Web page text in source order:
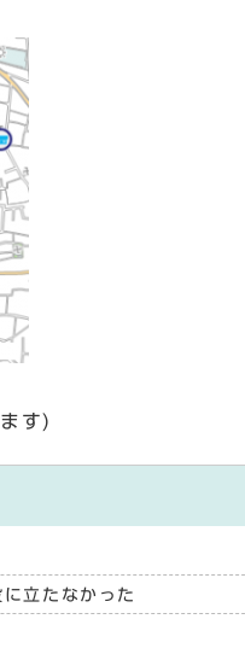
す)
に立たなかった